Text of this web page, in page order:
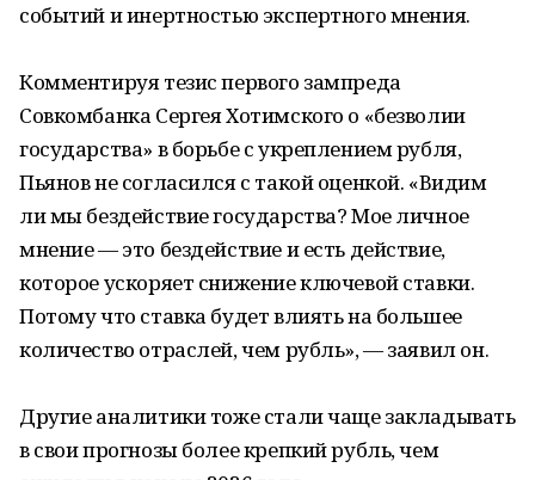
событий и инертностью экспертного мнения.
Комментируя тезис первого зампреда
Совкомбанка Сергея Хотимского о «безволии
государства» в борьбе с укреплением рубля,
Пьянов не согласился с такой оценкой. «Видим
ли мы бездействие государства? Мое личное
мнение — это бездействие и есть действие,
которое ускоряет снижение ключевой ставки.
Потому что ставка будет влиять на большее
количество отраслей, чем рубль», — заявил он.
Другие аналитики тоже стали чаще закладывать
в свои прогнозы более крепкий рубль, чем